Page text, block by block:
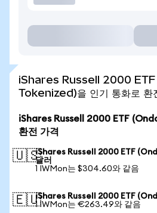
iShares Russell 2000
Tokenized)을 인기 통화로 환
iShares Russell 2000 ETF
환전 가격
🇺🇸iShares Russell 2000 ETF
달러
1 IWMon는 $304.60와 같음
🇪🇺iShares Russell 2000 ETF
1 IWMon는 €263.49와 같음